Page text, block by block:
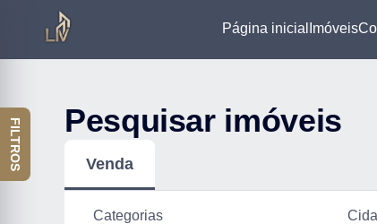
Página inicial Imóveis
FILTROS Pesquisar imóveis
Venda
Categorias